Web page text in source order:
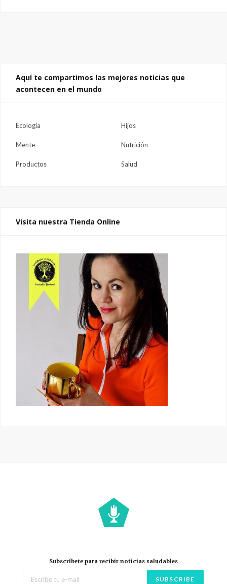
Aquí te compartimos las mejores noticias que
acontecen en el mundo
Ecologia Hijos
Mente Nutrición
Productos Salud
Visita nuestra Tienda Online
Subscríbete para recibir noticias saludables